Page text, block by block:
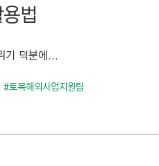
법
기 덕분에...
#토목해외사업지원팀